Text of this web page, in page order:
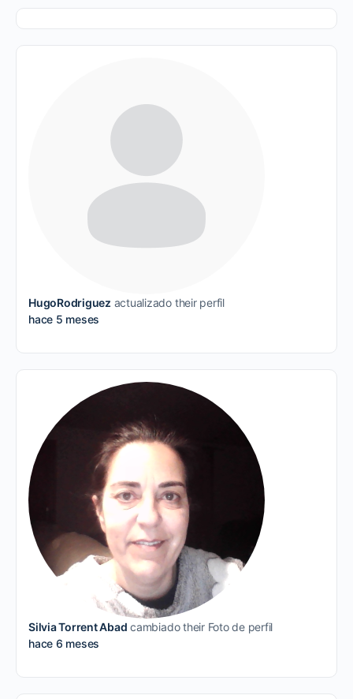
HugoRodriguez actualizado their perfil
hace 5 meses
Silvia Torrent Abad cambiado their Foto de perfil
hace 6 meses